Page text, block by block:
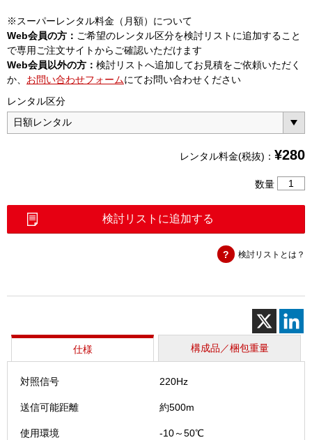
※スーパーレンタル料金（月額）について
Web会員の方： ご希望のレンタル区分を検討リストに追加すること
で専用ご注文サイトからご確認いただけます
Web会員以外の方： 検討リストへ追加してお見積をご依頼いただく
か、 お問い合わせフォームにてお問い合わせください
レンタル区分
レンタル料金(税抜)： ¥280
数量
確
ー
ル
（CRM-
検討リストに追加する
検討リストとは？
仕様 構成品／梱包重量
対照信号 220Hz
送信可能距離 約500m
使用環境 -10～50℃